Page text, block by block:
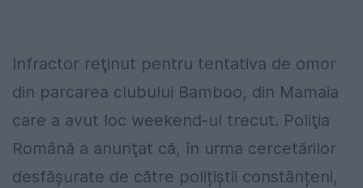
Infractor reţinut pentru tentativa de omor
din parcarea clubului Bamboo, din Mamaia
care a avut loc weekend-ul trecut. Poliţia
Română a anunţat că, în urma cercetărilor
desfășurate de către polițiștii constănțeni,